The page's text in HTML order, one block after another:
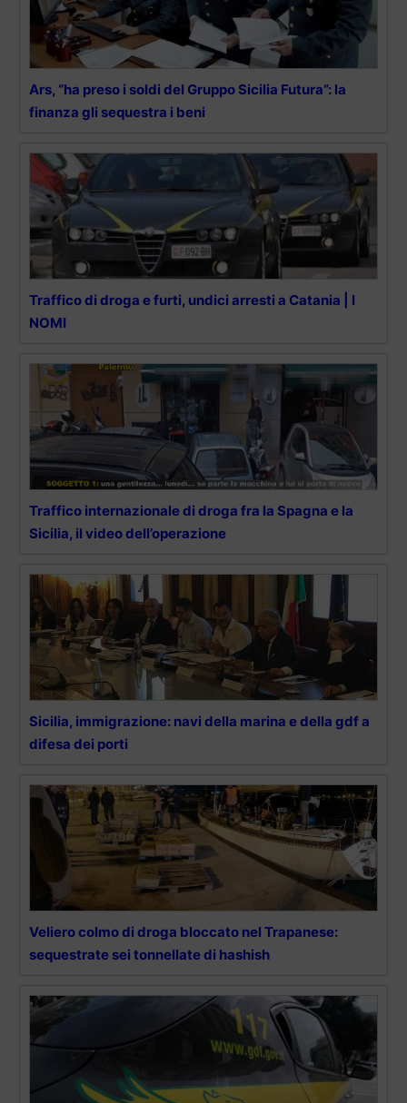
Ars, “ha preso i soldi del Gruppo Sicilia Futura”: la
finanza gli sequestra i beni
Traffico di droga e furti, undici arresti a Catania | I
NOMI
Traffico internazionale di droga fra la Spagna e la
Sicilia, il video dell’operazione
Sicilia, immigrazione: navi della marina e della gdf a
difesa dei porti
Veliero colmo di droga bloccato nel Trapanese:
sequestrate sei tonnellate di hashish